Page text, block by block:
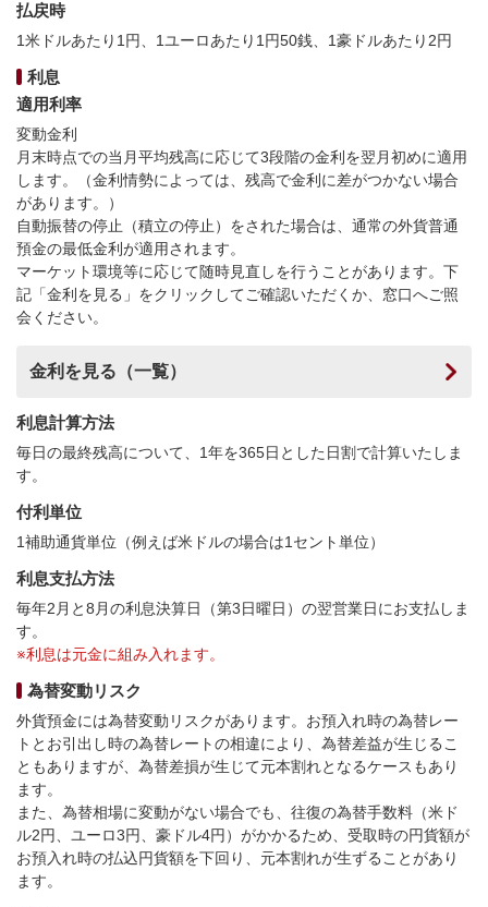
払戻時
1米ドルあたり1円、1ユーロあたり1円50銭、1豪ドルあたり2円
利息
適用利率
変動金利
月末時点での当月平均残高に応じて3段階の金利を翌月初めに適用
します。（金利情勢によっては、残高で金利に差がつかない場合
があります。）
自動振替の停止（積立の停止）をされた場合は、通常の外貨普通
預金の最低金利が適用されます。
マーケット環境等に応じて随時見直しを行うことがあります。下
記「金利を見る」をクリックしてご確認いただくか、窓口へご照
会ください。
金利を見る（一覧）
利息計算方法
毎日の最終残高について、1年を365日とした日割で計算いたしま
す。
付利単位
1補助通貨単位（例えば米ドルの場合は1セント単位）
利息支払方法
毎年2月と8月の利息決算日（第3日曜日）の翌営業日にお支払しま
す。
※利息は元金に組み入れます。
為替変動リスク
外貨預金には為替変動リスクがあります。お預入れ時の為替レー
トとお引出し時の為替レートの相違により、為替差益が生じるこ
ともありますが、為替差損が生じて元本割れとなるケースもあり
ます。
また、為替相場に変動がない場合でも、往復の為替手数料（米ド
ル2円、ユーロ3円、豪ドル4円）がかかるため、受取時の円貨額が
お預入れ時の払込円貨額を下回り、元本割れが生ずることがあり
ます。